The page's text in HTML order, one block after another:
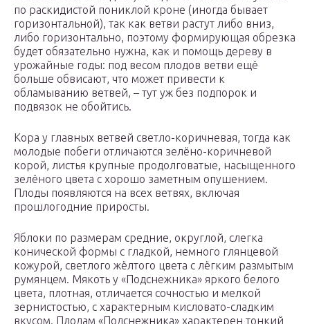
по раскидистой пониклой кроне (иногда бывает
горизонтальной), так как ветви растут либо вниз,
либо горизонтально, поэтому формирующая обрезка
будет обязательно нужна, как и помощь дереву в
урожайные годы: под весом плодов ветви ещё
больше обвисают, что может привести к
обламыванию ветвей, – тут уж без подпорок и
подвязок не обойтись.
Кора у главных ветвей светло-коричневая, тогда как
молодые побеги отличаются зелёно-коричневой
корой, листья крупные продолговатые, насыщенного
зелёного цвета с хорошо заметным опушением.
Плоды появляются на всех ветвях, включая
прошлогодние приросты.
Яблоки по размерам средние, округлой, слегка
конической формы с гладкой, немного глянцевой
кожурой, светлого жёлтого цвета с лёгким размытым
румянцем. Мякоть у «Подснежника» яркого белого
цвета, плотная, отличается сочностью и мелкой
зернистостью, с характерным кисловато-сладким
вкусом. Плодам «Подснежника» характерен тонкий